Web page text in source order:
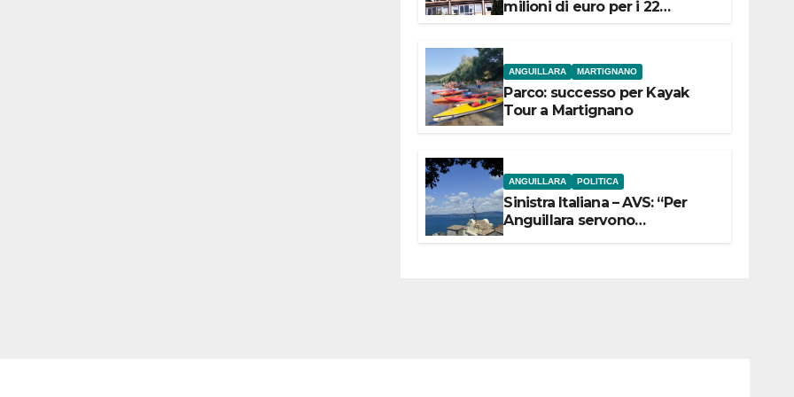
milioni di euro per i 22
ANGUILLARA MARTIGNANO
Parco: successo per Kayak
Tour a Martignano
ANGUILLARA POLITICA
Sinistra Italiana – AVS: “Per
Anguillara servono